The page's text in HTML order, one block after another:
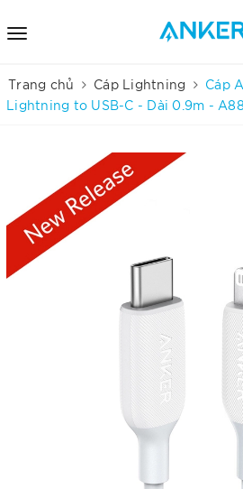
Trang chủ Cáp Lightning
Cáp
Lightning to USB-C - Dài 0.9m -